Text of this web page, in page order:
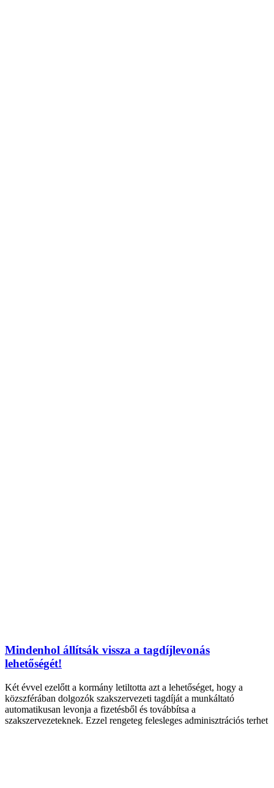
Mindenhol állítsák vissza a tagdíjlevonás
lehetőségét!
Két évvel ezelőtt a kormány letiltotta azt a lehetőséget, hogy a
közszférában dolgozók szakszervezeti tagdíját a munkáltató
automatikusan levonja a fizetésből és továbbítsa a
szakszervezeteknek. Ezzel rengeteg felesleges adminisztrációs terhet